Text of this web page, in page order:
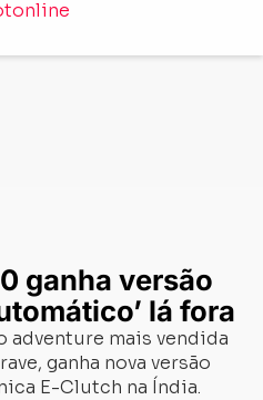
NX 500 ganha versão com
ganha versão
lá fora
adventure mais vendida
ganha nova versão
E-Clutch na Índia.